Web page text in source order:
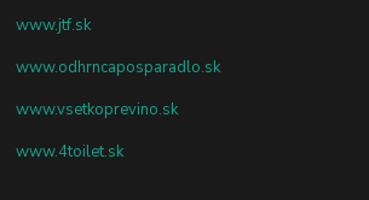
www.jtf.sk
www.odhrncaposparadlo.sk
www.vsetkoprevino.sk
www.4toilet.sk